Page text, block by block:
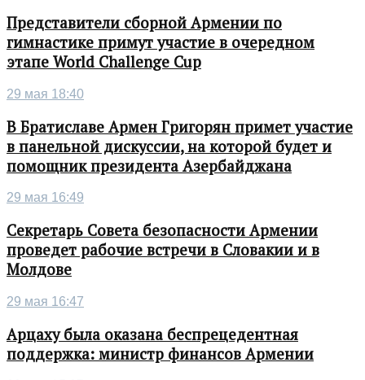
Представители сборной Армении по
гимнастике примут участие в очередном
этапе World Challenge Cup
29 мая 18:40
В Братиславе Армен Григорян примет участие
в панельной дискуссии, на которой будет и
помощник президента Азербайджана
29 мая 16:49
Секретарь Совета безопасности Армении
проведет рабочие встречи в Словакии и в
Молдове
29 мая 16:47
Арцаху была оказана беспрецедентная
поддержка: министр финансов Армении